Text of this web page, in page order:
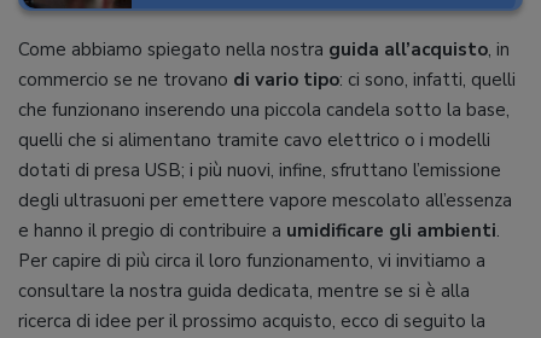
Come abbiamo spiegato nella nostra guida all’acquisto, in
commercio se ne trovano di vario tipo: ci sono, infatti, quelli
che funzionano inserendo una piccola candela sotto la base,
quelli che si alimentano tramite cavo elettrico o i modelli
dotati di presa USB; i più nuovi, infine, sfruttano l’emissione
degli ultrasuoni per emettere vapore mescolato all’essenza
e hanno il pregio di contribuire a umidificare gli ambienti.
Per capire di più circa il loro funzionamento, vi invitiamo a
consultare la nostra guida dedicata, mentre se si è alla
ricerca di idee per il prossimo acquisto, ecco di seguito la